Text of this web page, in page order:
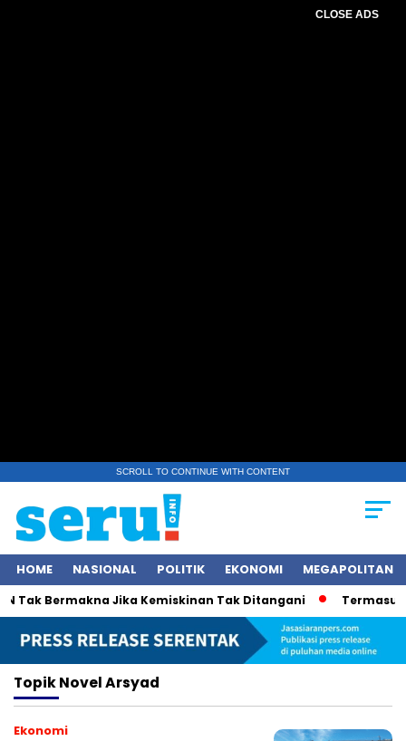
CLOSE ADS
SCROLL TO CONTINUE WITH CONTENT
HOME NASIONAL POLITIK EKONOMI MEGAPOLITAN
Tak Bermakna Jika Kemiskinan Tak Ditangani
TopikNovel Arsyad
Ekonomi